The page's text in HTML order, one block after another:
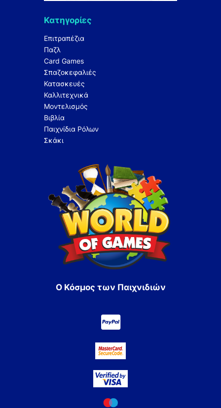
Κατηγορίες
Επιτραπέζια
Παζλ
Card Games
Σπαζοκεφαλιές
Κατασκευές
Καλλιτεχνικά
Μοντελισμός
Βιβλία
Παιχνίδια Ρόλων
Σκάκι
Ο Κόσμος των Παιχνιδιών